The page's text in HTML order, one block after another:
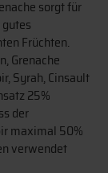
sorgt für
Früchten.
Grenache
Syrah, Cinsault
25%
der
maximal 50%
verwendet